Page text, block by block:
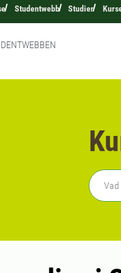
Studentwebb Studier
Fritext